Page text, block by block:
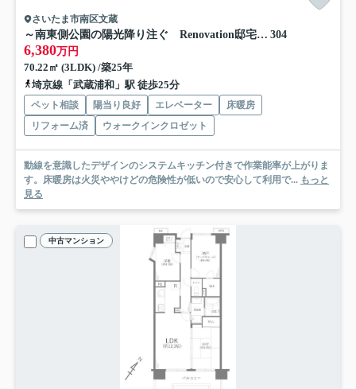
さいたま市南区文蔵
～南東側公園の陽光降り注ぐ Renovation邸宅～ヒルズ南浦和パークグランデージ 304
6,380万円
70.22㎡ (3LDK) /築25年
埼京線「武蔵浦和」駅 徒歩25分
ペット相談 陽当り良好 エレベーター
床暖房
リフォーム済
ウォークインクロゼット
動線を意識したデザインのシステムキッチン付きで作業能率が上がりま
す。床暖房は火災ややけどの危険性が低いので安心して利用で... もっと
見る
中古マンション